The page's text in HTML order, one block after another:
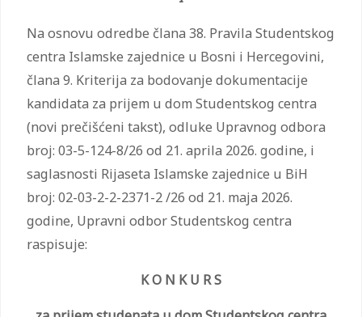
Na osnovu odredbe člana 38. Pravila Studentskog
centra Islamske zajednice u Bosni i Hercegovini,
člana 9. Kriterija za bodovanje dokumentacije
kandidata za prijem u dom Studentskog centra
(novi prečišćeni takst), odluke Upravnog odbora
broj: 03-5-124-8/26 od 21. aprila 2026. godine, i
saglasnosti Rijaseta Islamske zajednice u BiH
broj: 02-03-2-2-2371-2 /26 od 21. maja 2026.
godine, Upravni odbor Studentskog centra
raspisuje:
K O N K U R S